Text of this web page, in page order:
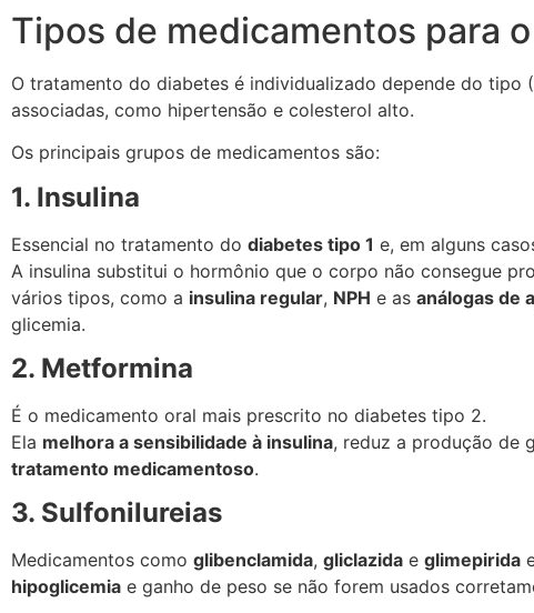
Tipos de medicamentos para
O tratamento do diabetes é individualizado depende do tipo
associadas, como hipertensão e colesterol alto.
Os principais grupos de medicamentos são:
1. Insulina
Essencial no tratamento do diabetes tipo 1 e, em alguns
A insulina substitui o hormônio que o corpo não consegue
vários tipos, como a insulina regular, NPH e as análogas de
glicemia.
2. Metformina
É o medicamento oral mais prescrito no diabetes tipo 2.
Ela melhora a sensibilidade à insulina, reduz a produção de
tratamento medicamentoso.
3. Sulfonilureias
Medicamentos como glibenclamida, gliclazida e glimepirida
hipoglicemia e ganho de peso se não forem usados